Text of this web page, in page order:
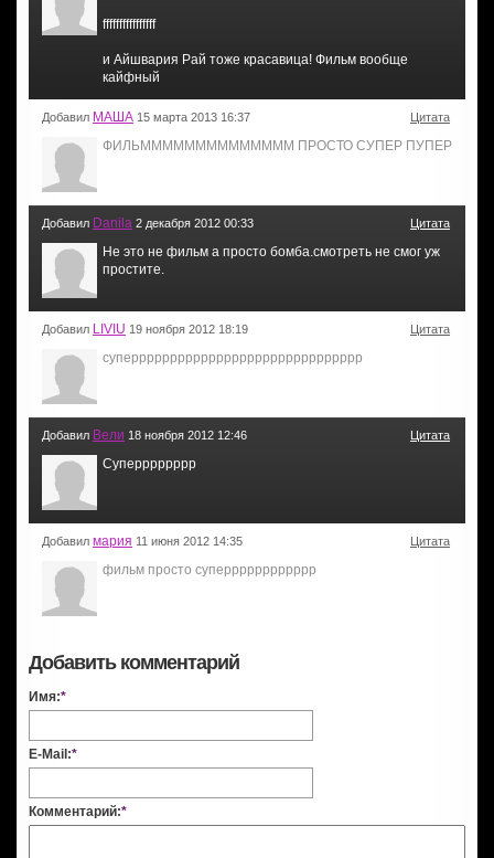
ffffffffffffffff
и Айшвария Рай тоже красавица! Фильм вообще
кайфный
Добавил МАША 15 марта 2013 16:37 Цитата
ФИЛЬММММММММММММММ ПРОСТО СУПЕР ПУПЕР
Добавил Danila 2 декабря 2012 00:33 Цитата
Не это не фильм а просто бомба.смотреть не смог уж
простите.
Добавил LIVIU 19 ноября 2012 18:19 Цитата
суперррррррррррррррррррррррррррррр
Добавил Вели 18 ноября 2012 12:46 Цитата
Суперррррррр
Добавил мария 11 июня 2012 14:35 Цитата
фильм просто суперррррррррррр
Добавить комментарий
Имя:*
E-Mail:*
Комментарий:*